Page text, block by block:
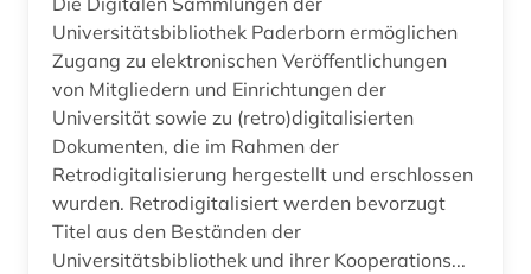
Universitätsbibliothek Paderborn ermöglichen
Zugang zu elektronischen Veröffentlichungen
von Mitgliedern und Einrichtungen der
Universität sowie zu (retro)digitalisierten
Dokumenten, die im Rahmen der
Retrodigitalisierung hergestellt und erschlossen
wurden. Retrodigitalisiert werden bevorzugt
Titel aus den Beständen der
Universitätsbibliothek und ihrer Kooperations...